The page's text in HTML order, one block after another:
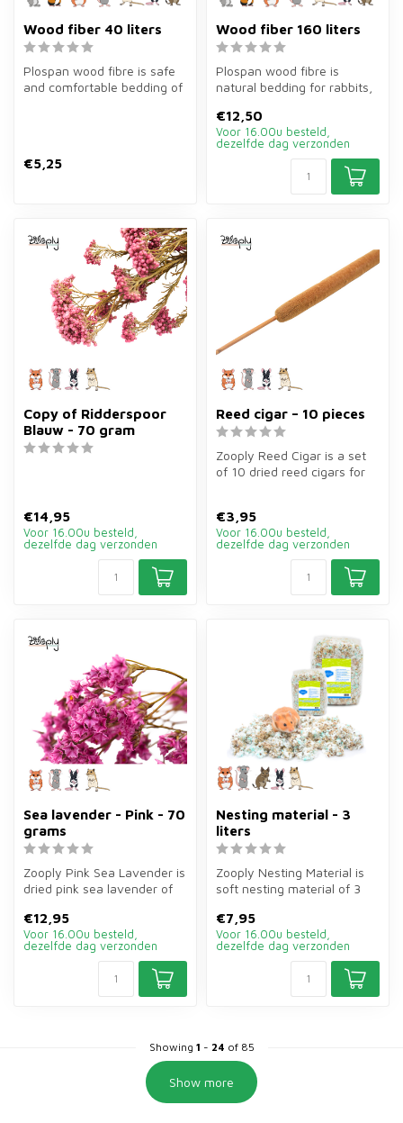
Wood fiber 40 liters
Plospan wood fibre is safe
and comfortable bedding of
€5,25
Wood fiber 160 liters
Plospan wood fibre is
natural bedding for rabbits,
rodents...
€12,50
Voor 16.00u besteld,
dezelfde dag verzonden
Copy of Ridderspoor
Blauw - 70 gram
€14,95
Voor 16.00u besteld,
dezelfde dag verzonden
Reed cigar – 10 pieces
Zooply Reed Cigar is a set
of 10 dried reed cigars for
€3,95
Voor 16.00u besteld,
dezelfde dag verzonden
Sea lavender - Pink - 70
grams
Zooply Pink Sea Lavender is
dried pink sea lavender of
€12,95
Voor 16.00u besteld,
dezelfde dag verzonden
Nesting material - 3
liters
Zooply Nesting Material is
soft nesting material of 3
€7,95
Voor 16.00u besteld,
dezelfde dag verzonden
Showing 1 - 24 of 85
Show more